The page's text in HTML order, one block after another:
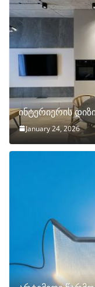
ინტერიერის
January 24, 2026